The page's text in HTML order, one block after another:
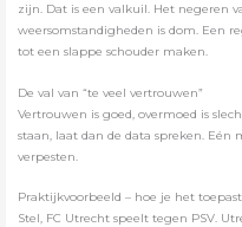
zijn. Dat is een valkuil. Het negeren
weersomstandigheden is dom. Een
tot een slappe schouder maken.
De val van “te veel vertrouwen”
Vertrouwen is goed, overmoed is
staan, laat dan de data spreken.
verpesten.
Praktijkvoorbeeld – hoe je het toepast
Stel, FC Utrecht speelt tegen PSV.